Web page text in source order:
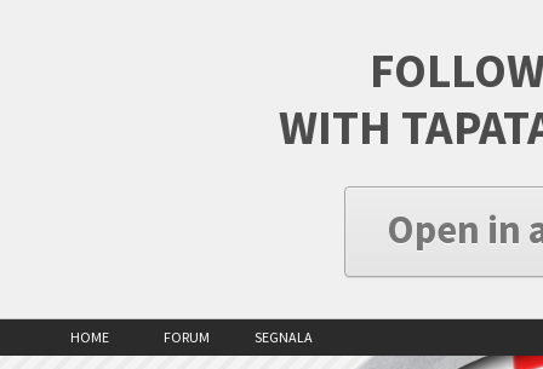
WITH
Open in
HOME FORUM SEGNALA